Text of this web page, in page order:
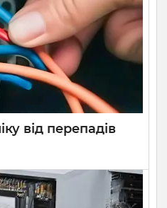
на їх роботу,
незбережених даних. Щоб
необхідно знати, як вибрати
ми докладно розкажемо
критерії їх
приладу.
від перепадів
із нестабільною
із цих моментів можна